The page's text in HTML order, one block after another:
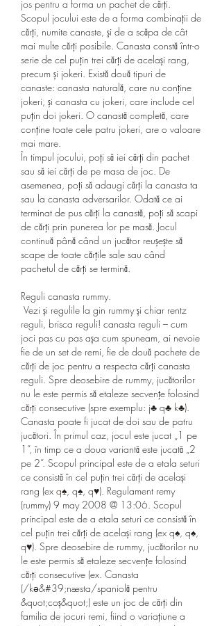
jos pentru a forma un pachet de cărți.
Scopul jocului este de a forma combinații de
cărți, numite canaste, și de a scăpa de cât
mai multe cărți posibile. Canasta constă într-o
serie de cel puțin trei cărți de același rang,
precum și jokeri. Există două tipuri de
canaste: canasta naturală, care nu conține
jokeri, și canasta cu jokeri, care include cel
puțin doi jokeri. O canastă completă, care
conține toate cele patru jokeri, are o valoare
mai mare.
În timpul jocului, poți să iei cărți din pachet
sau să iei cărți de pe masa de joc. De
asemenea, poți să adaugi cărți la canasta ta
sau la canasta adversarilor. Odată ce ai
terminat de pus cărți la canastă, poți să scapi
de cărți prin punerea lor pe masă. Jocul
continuă până când un jucător reușește să
scape de toate cărțile sale sau când
pachetul de cărți se termină.
Reguli canasta rummy.
reguli, brisca reguli! canasta reguli – cum
joci pas cu pas așa cum spuneam, ai nevoie
fie de un set de remi, fie de două pachete de
cărți de joc pentru a respecta cărți canasta
reguli. Spre deosebire de rummy, jucătorilor
nu le este permis să etaleze secvențe folosind
cărți consecutive (spre exemplu: j♣ q♣ k♣).
Canasta poate fi jucat de doi sau de patru
jucători. În primul caz, jocul este jucat „1 pe
1”, în timp ce a doua variantă este jucată „2
pe 2”. Scopul principal este de a etala seturi
ce consistă în cel puțin trei cărți de același
rang (ex q♠, q♠, q♥). Regulament remy
(rummy) 9 may 2008 @ 13:06. Scopul
principal este de a etala seturi ce consistă în
cel puțin trei cărți de același rang (ex q♠, q♠,
q♥). Spre deosebire de rummy, jucătorilor nu
le este permis să etaleze secvențe folosind
cărți consecutive (ex. Canasta
(/kə&#39;næsta/spaniolă pentru
&quot;coș&quot;) este un joc de cărți din
familia de jocuri remi, fiind o variațiune a